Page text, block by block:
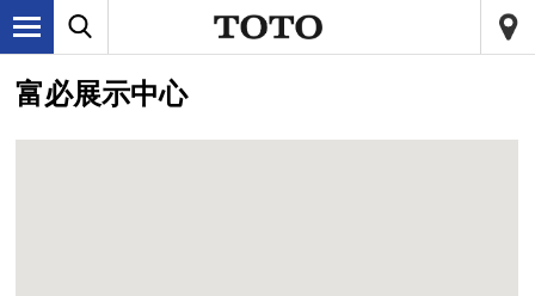
富必展示中心